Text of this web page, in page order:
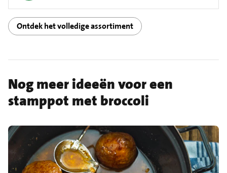
Ontdek het volledige assortiment
Nog meer ideeën voor een
stamppot met broccoli